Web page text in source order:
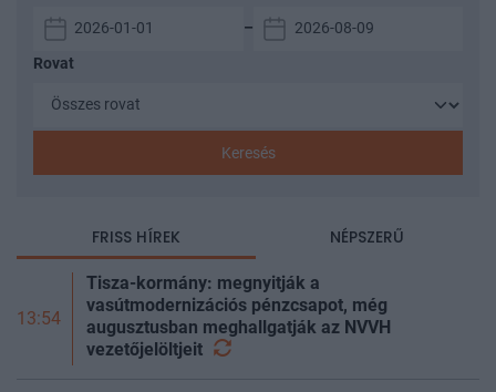
–
Rovat
Keresés
FRISS HÍREK NÉPSZERŰ
13:54
Tisza-kormány: megnyitják a
vasútmodernizációs pénzcsapot, még
augusztusban meghallgatják az NVVH
vezetőjelöltjeit